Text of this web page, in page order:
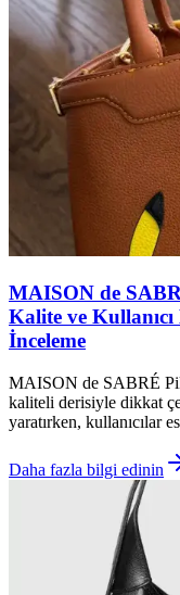
MAISON de
Kalite ve
İnceleme
MAISON de SABRÉ
kaliteli derisiyle dikkat
yaratırken, kullanıcılar
Daha fazla bilgi edinin